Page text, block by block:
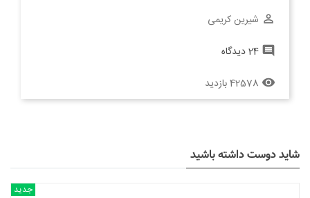
perm_identity شیرین کریمی
comment 24 دیدگاه
remove_red_eye 42578 بازدید
شاید دوست داشته باشید
جدید